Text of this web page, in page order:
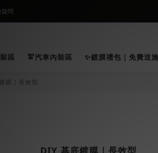
疑問
2026車友推薦新車鍍膜
區 🚖汽車內裝區 ✨鍍膜禮包｜免費送
膜｜長效型
DIY 基底鍍膜｜長效型